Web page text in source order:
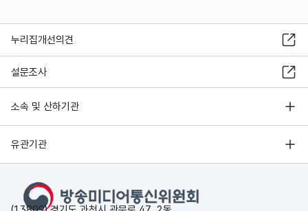
누리집개선의견
설문조사
소속 및 산하기관
유관기관